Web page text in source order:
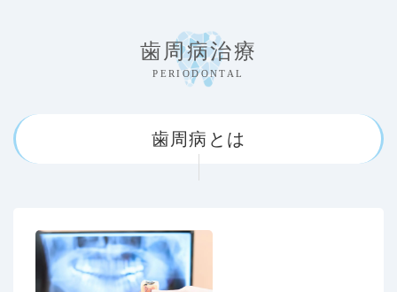
歯周病治療
PERIODONTAL
歯周病とは